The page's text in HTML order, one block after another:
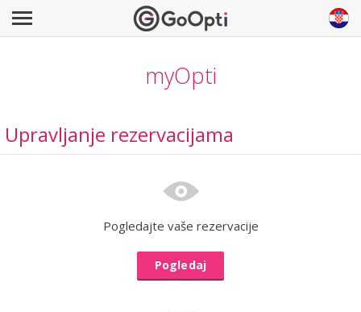
myOpti
Upravljanje rezervacijama
Pogledajte vaše rezervacije
Pogledaj